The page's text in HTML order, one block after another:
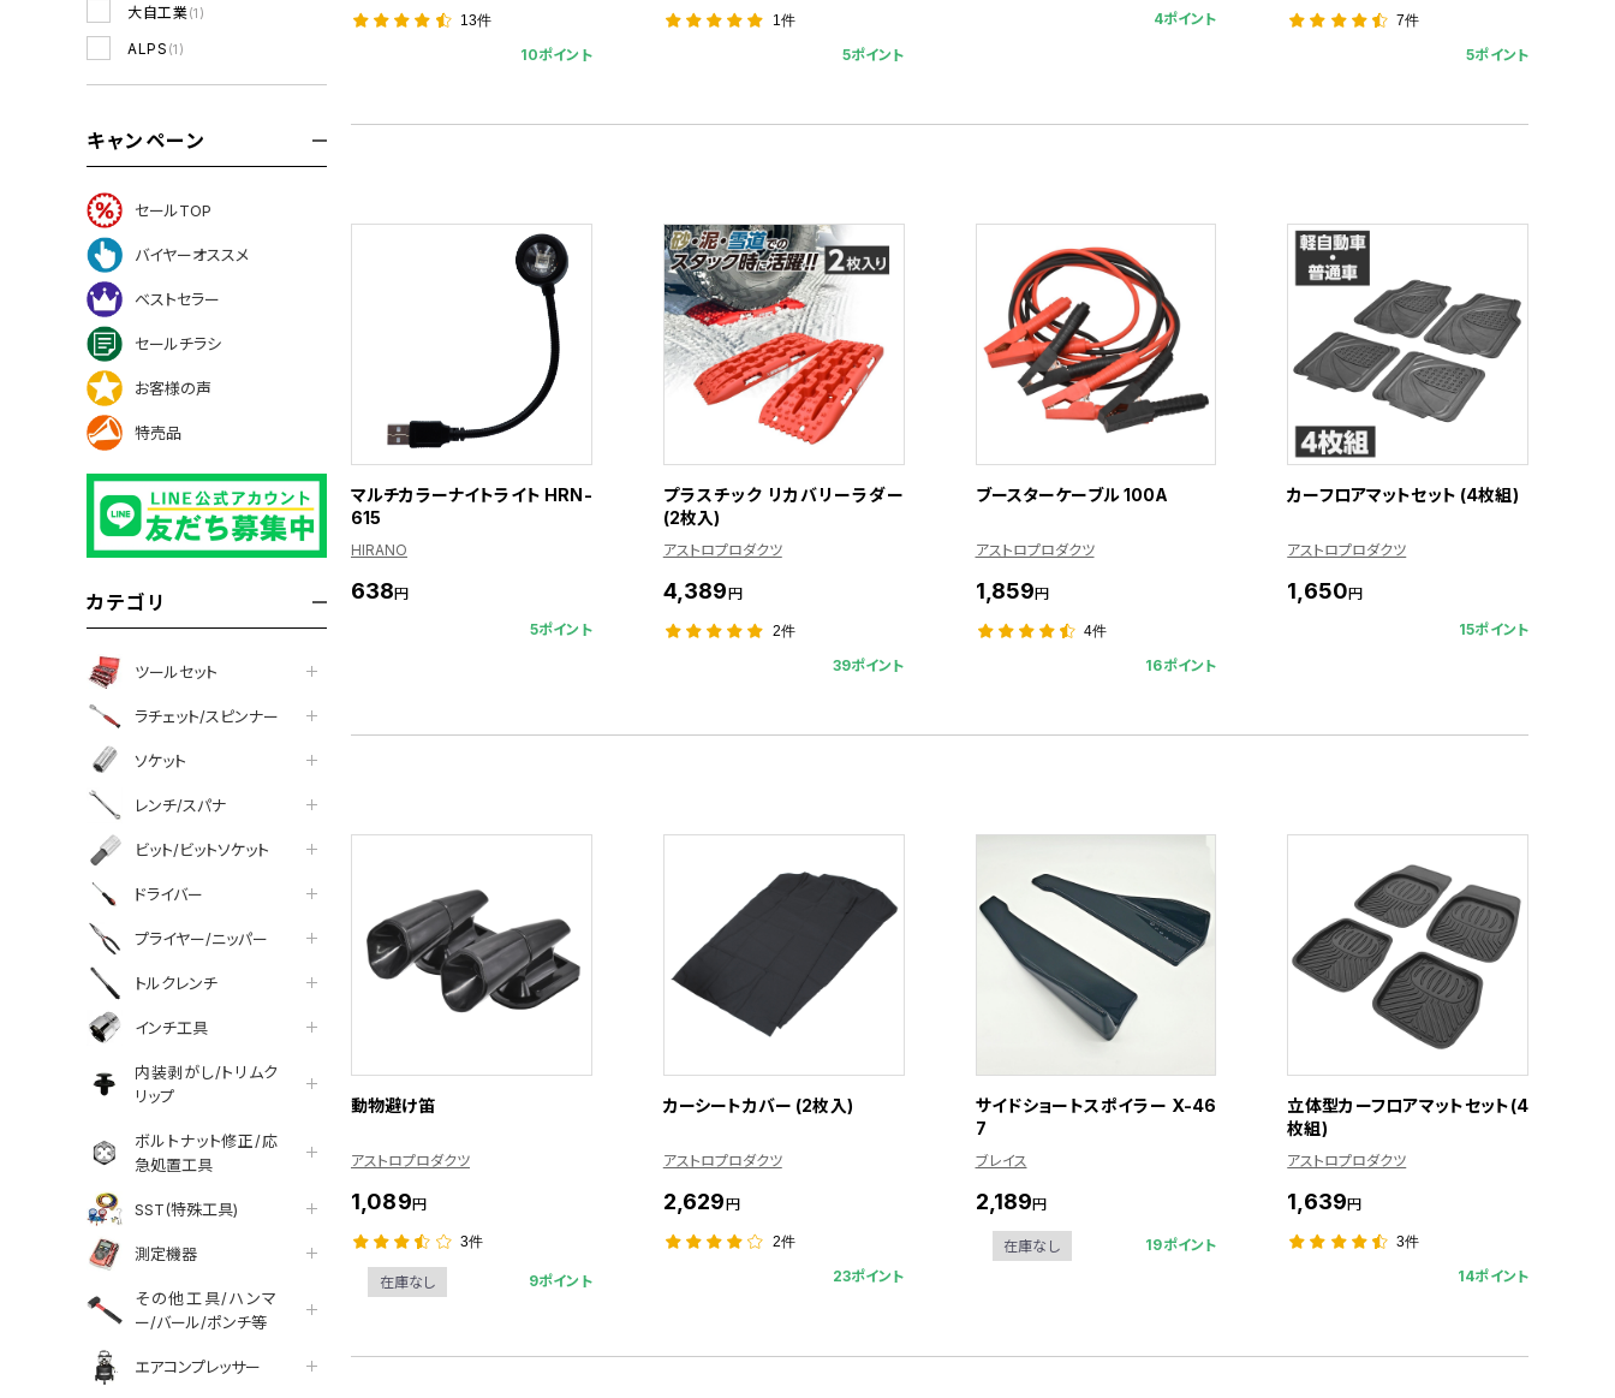
大自工業(1)
ALPS (1)
キャンペーン
セールTOP
バイヤーオススメ
ベストセラー
セールチラシ
お客様の声
特売品
カテゴリ
ツールセット
ラチェット/スピンナー
ソケット
レンチ/スパナ
ビット/ビットソケット
ドライバー
プライヤー/ニッパー
トルクレンチ
インチ工具
内装剥がし/トリムク
リップ
ボルトナット修正/応
急処置工具
SST(特殊工具)
測定機器
その他工具/ハンマ
ー/バール/ポンチ等
エアコンプレッサー
13件
10ポイント
1件
5ポイント
4ポイント
7件
5ポイント
マルチカラーナイトライト HRN-
615
HIRANO
638円
5ポイント
プラスチック リカバリーラダー
(2枚入)
アストロプロダクツ
4,389円
2件
39ポイント
ブースターケーブル 100A
アストロプロダクツ
1,859円
4件
16ポイント
カーフロアマットセット (4枚組)
アストロプロダクツ
1,650円
15ポイント
動物避け笛
アストロプロダクツ
1,089円
3件
在庫なし 9ポイント
カーシートカバー (2枚入)
アストロプロダクツ
2,629円
2件
23ポイント
サイドショートスポイラー X-46
7
ブレイス
2,189円
在庫なし 19ポイント
立体型カーフロアマットセット(4
枚組)
アストロプロダクツ
1,639円
3件
14ポイント